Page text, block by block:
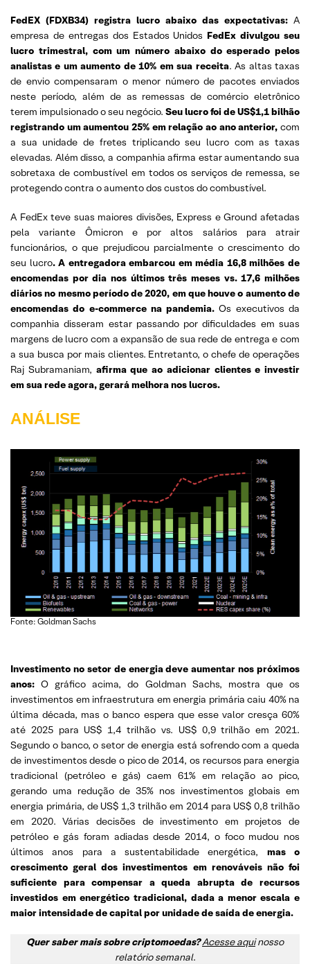
FedEX (FDXB34) registra lucro abaixo das expectativas: A
empresa de entregas dos Estados Unidos FedEx divulgou seu
lucro trimestral, com um número abaixo do esperado pelos
analistas e um aumento de 10% em sua receita. As altas taxas
de envio compensaram o menor número de pacotes enviados
neste período, além de as remessas de comércio eletrônico
terem impulsionado o seu negócio. Seu lucro foi de US$1,1 bilhão
registrando um aumentou 25% em relação ao ano anterior, com
a sua unidade de fretes triplicando seu lucro com as taxas
elevadas. Além disso, a companhia afirma estar aumentando sua
sobretaxa de combustível em todos os serviços de remessa, se
protegendo contra o aumento dos custos do combustível.
A FedEx teve suas maiores divisões, Express e Ground afetadas
pela variante Ômicron e por altos salários para atrair
funcionários, o que prejudicou parcialmente o crescimento do
seu lucro. A entregadora embarcou em média 16,8 milhões de
encomendas por dia nos últimos três meses vs. 17,6 milhões
diários no mesmo período de 2020, em que houve o aumento de
encomendas do e-commerce na pandemia. Os executivos da
companhia disseram estar passando por dificuldades em suas
margens de lucro com a expansão de sua rede de entrega e com
a sua busca por mais clientes. Entretanto, o chefe de operações
Raj Subramaniam, afirma que ao adicionar clientes e investir
em sua rede agora, gerará melhora nos lucros.
ANÁLISE
Fonte: Goldman Sachs
Investimento no setor de energia deve aumentar nos próximos
anos: O gráfico acima, do Goldman Sachs, mostra que os
investimentos em infraestrutura em energia primária caiu 40% na
última década, mas o banco espera que esse valor cresça 60%
até 2025 para US$ 1,4 trilhão vs. US$ 0,9 trilhão em 2021.
Segundo o banco, o setor de energia está sofrendo com a queda
de investimentos desde o pico de 2014, os recursos para energia
tradicional (petróleo e gás) caem 61% em relação ao pico,
gerando uma redução de 35% nos investimentos globais em
energia primária, de US$ 1,3 trilhão em 2014 para US$ 0,8 trilhão
em 2020. Várias decisões de investimento em projetos de
petróleo e gás foram adiadas desde 2014, o foco mudou nos
últimos anos para a sustentabilidade energética, mas o
crescimento geral dos investimentos em renováveis ​​não foi
suficiente para compensar a queda abrupta de recursos
investidos em energético tradicional, dada a menor escala e
maior intensidade de capital por unidade de saída de energia.
Quer saber mais sobre criptomoedas?Acesse aquinosso
relatório semanal.